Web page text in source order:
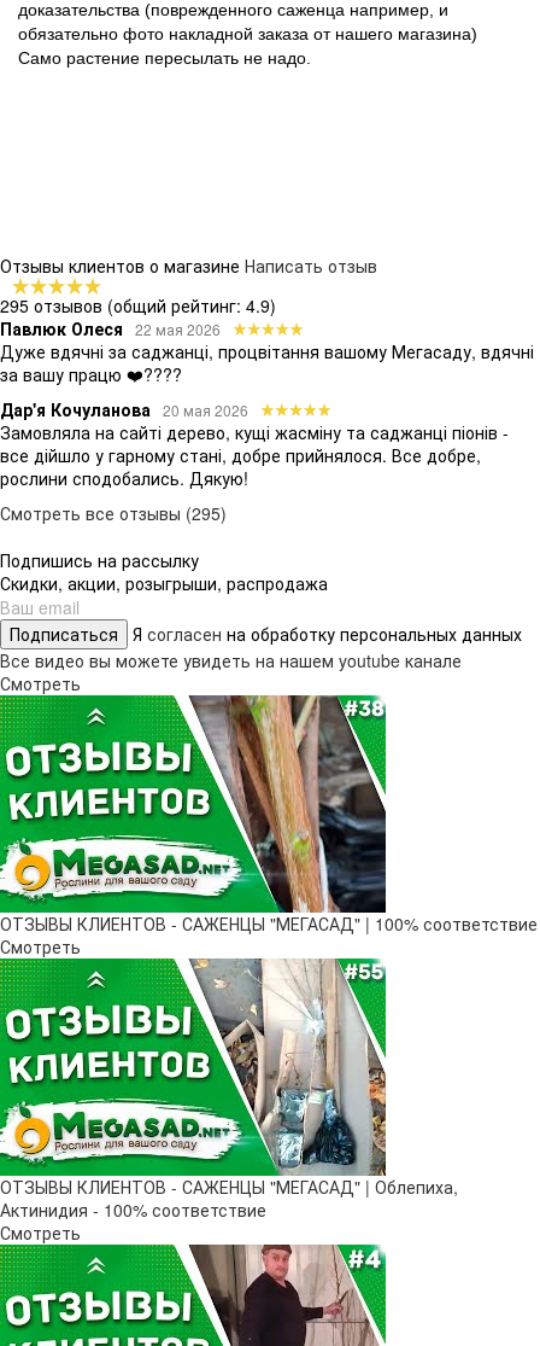
доказательства (поврежденного саженца например, и
обязательно фото накладной заказа от нашего магазина)
Само растение пересылать не надо.
Отзывы клиентов о магазине Написать отзыв
295 отзывов (общий рейтинг: 4.9)
Павлюк Олеся
22 мая 2026
Дуже вдячні за саджанці, процвітання вашому Мегасаду, вдячні
за вашу працю ❤️????
Дар'я Кочуланова 20 мая 2026
Замовляла на сайті дерево, кущі жасміну та саджанці піонів -
все дійшло у гарному стані, добре прийнялося. Все добре,
рослини сподобались. Дякую!
Смотреть все отзывы (295)
Подпишись на рассылку
Скидки, акции, розыгрыши, распродажа
Подписаться Я согласен на обработку персональных данных
Все видео вы можете увидеть на нашем youtube канале
Смотреть
ОТЗЫВЫ КЛИЕНТОВ - САЖЕНЦЫ "МЕГАСАД" | 100% соответствие
Смотреть
ОТЗЫВЫ КЛИЕНТОВ - САЖЕНЦЫ "МЕГАСАД" | Облепиха,
Актинидия - 100% соответствие
Смотреть